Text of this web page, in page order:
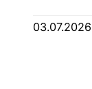
03.07.2026